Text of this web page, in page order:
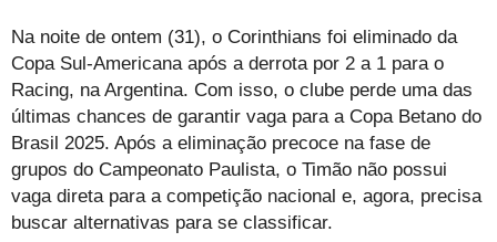
Na noite de ontem (31), o Corinthians foi eliminado da
Copa Sul-Americana após a derrota por 2 a 1 para o
Racing, na Argentina. Com isso, o clube perde uma das
últimas chances de garantir vaga para a Copa Betano do
Brasil 2025. Após a eliminação precoce na fase de
grupos do Campeonato Paulista, o Timão não possui
vaga direta para a competição nacional e, agora, precisa
buscar alternativas para se classificar.